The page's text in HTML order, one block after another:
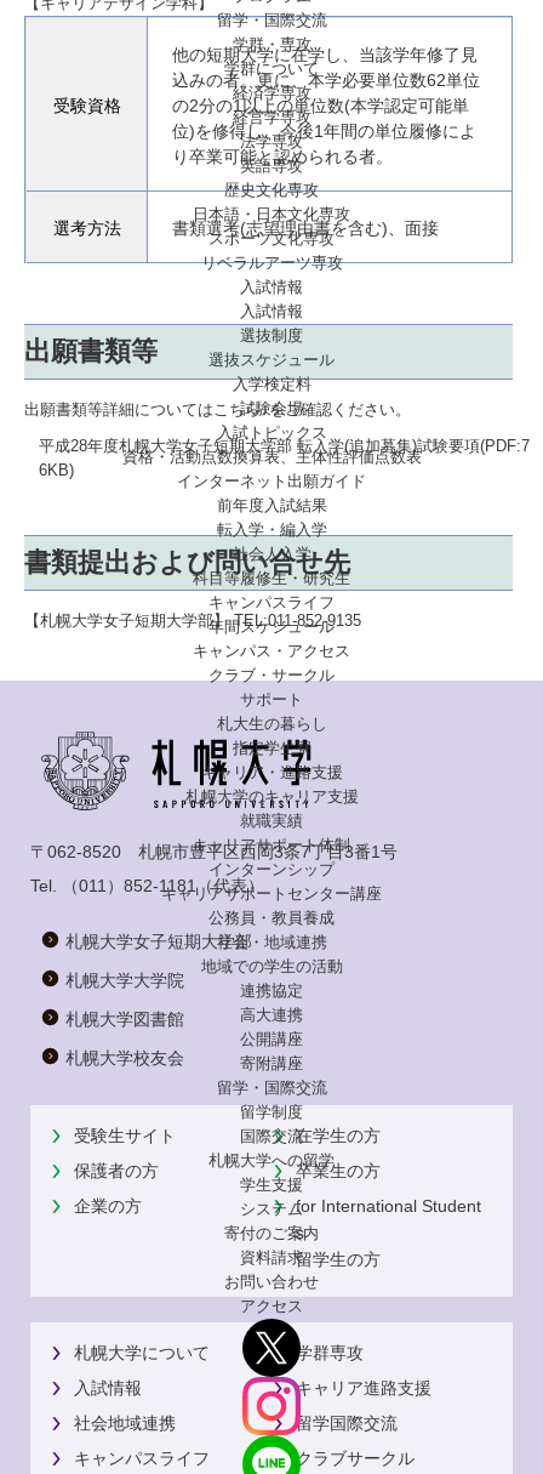
留学・国際交流
学群・専攻
学群について
経済学専攻
経営学専攻
法学専攻
英語専攻
歴史文化専攻
日本語・日本文化専攻
スポーツ文化専攻
リベラルアーツ専攻
入試情報
入試情報
選抜制度
選抜スケジュール
入学検定料
試験会場
入試トピックス
資格・活動点数換算表、主体性評価点数表
インターネット出願ガイド
前年度入試結果
転入学・編入学
社会人入学
科目等履修生・研究生
キャンパスライフ
年間スケジュール
キャンパス・アクセス
クラブ・サークル
サポート
札大生の暮らし
指定学生寮
キャリア・進路支援
札幌大学のキャリア支援
就職実績
キャリアサポート体制
インターンシップ
キャリアサポートセンター講座
公務員・教員養成
社会・地域連携
地域での学生の活動
連携協定
高大連携
公開講座
寄附講座
留学・国際交流
留学制度
国際交流
札幌大学への留学
学生支援
システム
寄付のご案内
資料請求
お問い合わせ
アクセス
受験資格
他の短期大学に在学し、当該学年修了見
込みの者。更に、本学必要単位数62単位
の2分の1以上の単位数(本学認定可能単
位)を修得し、今後1年間の単位履修によ
り卒業可能と認められる者。
選考方法 書類選考(志望理由書を含む)、面接
出願書類等
出願書類等詳細については こちら↓をご確認ください。
平成28年度札幌大学女子短期大学部 転入学(追加募集)試験要項(PDF:7
6KB)
書類提出および問い合せ先
【札幌大学女子短期大学部】 TEL:011-852-9135
〒062-8520 札幌市豊平区西岡3条7丁目3番1号
Tel.
（011）852-1181（代表）
札幌大学女子短期大学部
札幌大学大学院
札幌大学図書館
札幌大学校友会
受験生サイト
在学生の方
保護者の方
卒業生の方
企業の方
for International Student
s
留学生の方
札幌大学について
学群専攻
入試情報
キャリア進路支援
社会地域連携
留学国際交流
キャンパスライフ
クラブサークル